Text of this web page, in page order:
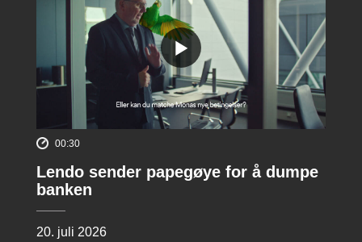
00:30
Lendo sender papegøye for å dumpe
banken
20. juli 2026